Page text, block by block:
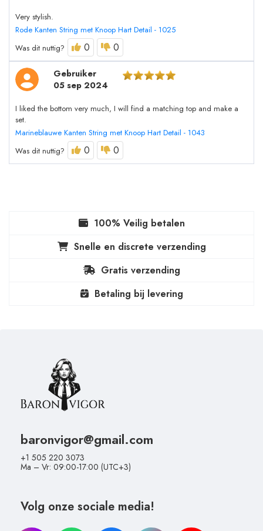
Very stylish.
Rode Kanten String met Knoop Hart Detail - 1025
Was dit nuttig?
0 0
Gebruiker
05 sep 2024
I liked the bottom very much, I will find a matching top and make a
set.
Marineblauwe Kanten String met Knoop Hart Detail - 1043
Was dit nuttig?
0 0
100% Veilig betalen
Snelle en discrete verzending
Gratis verzending
Betaling bij levering
baronvigor@gmail.com
+1 505 220 3073
Ma – Vr: 09:00-17:00 (UTC+3)
Volg onze sociale media!